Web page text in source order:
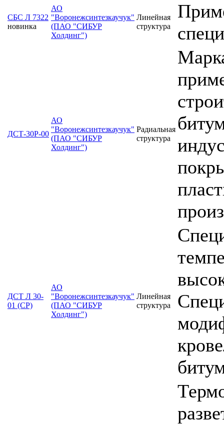
СБС Л 7322
новинка
АО
"Воронежсинтезкаучук"
(ПАО "СИБУР
Холдинг")
Линейная
структура
ДСТ-30Р-00
АО
"Воронежсинтезкаучук"
(ПАО "СИБУР
Холдинг")
Радиальная
структура
ДСТ Л 30-
01 (СР)
АО
"Воронежсинтезкаучук"
(ПАО "СИБУР
Холдинг")
Линейная
структура